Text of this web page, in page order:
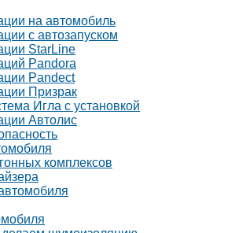
на автомобиль
с автозапуском
StarLine
Pandora
Pandect
Призрак
Игла с установкой
Автолис
комплексов